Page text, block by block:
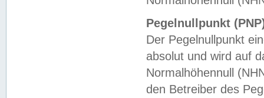
Pegelnullpunkt
Der Pegelnullpunkt
absolut und wird auf
Normalhöhennull
den Betreiber des